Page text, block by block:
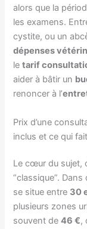
alors que la
les examens.
cystite, ou un
dépenses
letarif
aider à bâtir un
renoncer à l’
Prix d’une
inclus et ce qui
Le cœur du sujet,
“classique”.
se situe entre 30
plusieurs zones
souvent de46 €,